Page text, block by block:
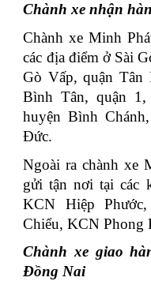
Chành xe nhận
Chành xe Minh
các địa điểm ở Sài
Gò Vấp, quận Tân
Bình Tân, quận
huyện Bình
Đức.
Ngoài ra chành xe
gửi tận nơi tại các
KCN Hiệp
Chiểu, KCN Phong
Chành xe giao
Đồng Nai